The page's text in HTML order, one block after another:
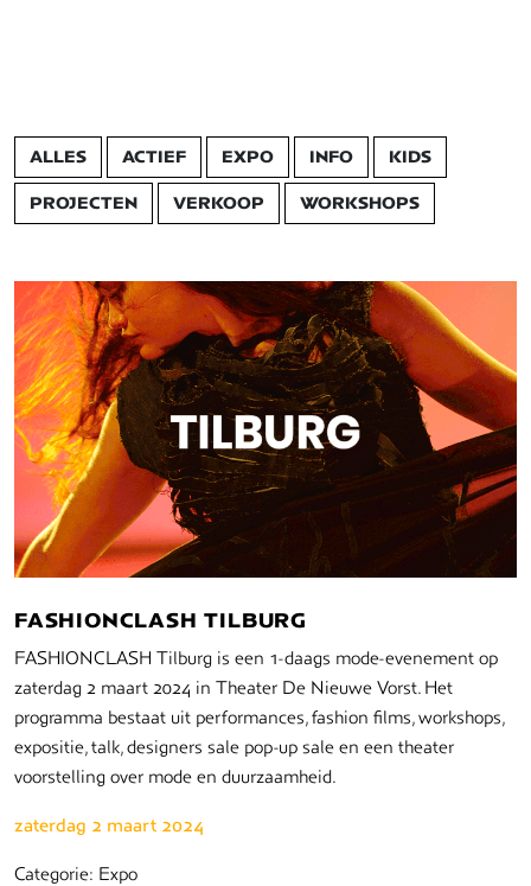
ALLES ACTIEF EXPO INFO KIDS
PROJECTEN VERKOOP WORKSHOPS
FASHIONCLASH TILBURG
FASHIONCLASH Tilburg is een 1-daags mode-evenement op
zaterdag 2 maart 2024 in Theater De Nieuwe Vorst. Het
programma bestaat uit performances, fashion films, workshops,
expositie, talk, designers sale pop-up sale en een theater
voorstelling over mode en duurzaamheid.
zaterdag 2 maart 2024
Categorie: Expo